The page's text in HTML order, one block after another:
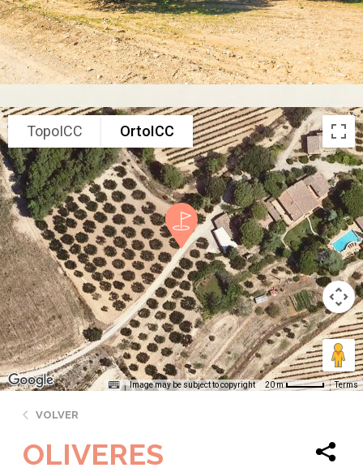
TopoICC OrtoICC
Image may be subject to copyright 20 m Terms
VOLVER
OLIVERES